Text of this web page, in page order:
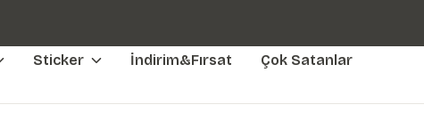
Kendinden Yapışkanlı Kolay
Sticker İndirim&Fırsat
Çok Satanlar